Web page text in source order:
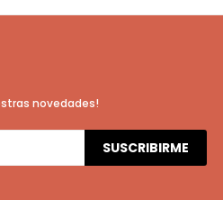
novedades!
SUSCRIBIRME